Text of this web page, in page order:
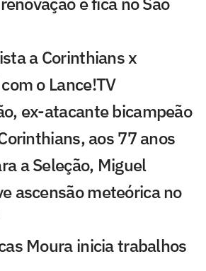
a Corinthians x
o Lance!TV
ex-atacante bicampeão
aos 77 anos
a Seleção, Miguel
ascensão meteórica no
Moura inicia trabalhos